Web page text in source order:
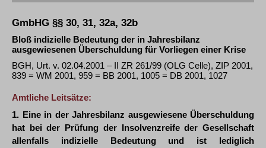
GmbHG §§ 30, 31, 32a, 32b
Bloß indizielle Bedeutung der in Jahresbilanz
ausgewiesenen Überschuldung für Vorliegen einer Krise
BGH, Urt. v. 02.04.2001 – II ZR 261/99 (OLG Celle), ZIP 2001,
839 = WM 2001, 959 = BB 2001, 1005 = DB 2001, 1027
Amtliche Leitsätze:
1. Eine in der Jahresbilanz ausgewiesene Überschuldung
hat bei der Prüfung der Insolvenzreife der Gesellschaft
allenfalls indizielle Bedeutung und ist lediglich